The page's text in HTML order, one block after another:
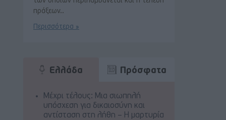
πράξεων..
Περισσότερα »
Ελλάδα Πρόσφατα
Μέχρι τέλους: Μια σιωπηλή
υπόσχεση για δικαιοσύνη και
αντίσταση στη λήθη – Η μαρτυρία